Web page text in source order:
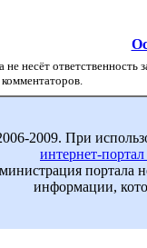
несёт
комментаторов.
2009. При
интернет-
портала
информации,